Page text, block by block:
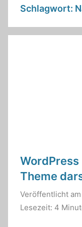
Schlagwort:
Theme
Veröffentlicht am
Lesezeit: 4